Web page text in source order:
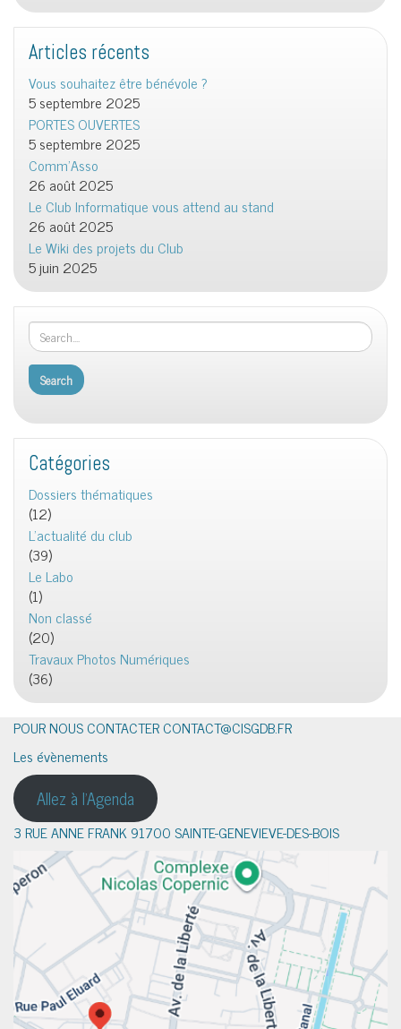
Articles récents
Vous souhaitez être bénévole ?
5 septembre 2025
PORTES OUVERTES
5 septembre 2025
Comm’Asso
26 août 2025
Le Club Informatique vous attend au stand
26 août 2025
Le Wiki des projets du Club
5 juin 2025
Catégories
Dossiers thématiques
(12)
L'actualité du club
(39)
Le Labo
(1)
Non classé
(20)
Travaux Photos Numériques
(36)
POUR NOUS CONTACTER CONTACT@CISGDB.FR
Les évènements
Allez à l'Agenda
3 RUE ANNE FRANK 91700 SAINTE-GENEVIEVE-DES-BOIS